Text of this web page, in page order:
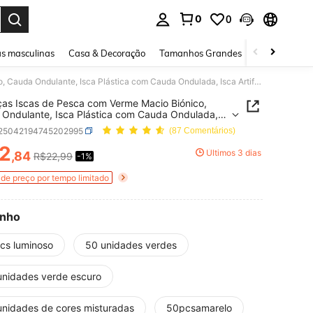
0 0
masculinas Casa & Decoração Tamanhos Grandes Joias e
50 Peças Iscas de Pesca com Verme Macio Biónico, Cauda Ondulante, Isca Plástica com Cauda Ondulada, Isca Artificial de Água Doce e Salgada Sem Chumbo
Iscas de Pesca com Verme Macio Biónico,
Isca Plástica com Cauda Ondulada,
de Água Doce e Salgada Sem Chumbo(87 Comentários)
AND AVAILABILITY
,84 R$22,99 -1% Últimos 3 dias
preço por tempo limitado
luminoso 50 unidades verdes
verde escuro
de cores misturadas 50pcsamarelo